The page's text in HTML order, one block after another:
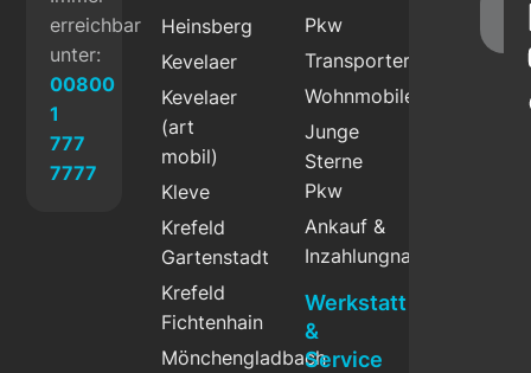
erreichbar
unter:
00800
1
777
7777
Heinsberg
Kevelaer
Kevelaer
(art
mobil)
Kleve
Krefeld
Gartenstadt
Krefeld
Fichtenhain
Mönchengladbach
Pkw
Transporter
Wohnmobile
Junge
Sterne
Pkw
Ankauf &
Inzahlungnahme
Werkstatt
&
Service